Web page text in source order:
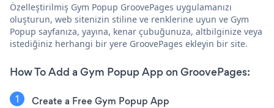
Özelleştirilmiş Gym Popup GroovePages uygulamanızı
oluşturun, web sitenizin stiline ve renklerine uyun ve Gym
Popup sayfanıza, yayına, kenar çubuğunuza, altbilginize veya
istediğiniz herhangi bir yere GroovePages ekleyin bir site.
How To Add a Gym Popup App on GroovePages:
Create a Free Gym Popup App